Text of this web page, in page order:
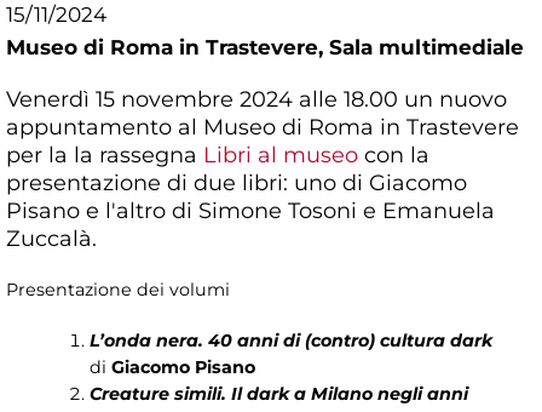
15/11/2024
Museo di Roma in Trastevere, Sala multimediale
Venerdì 15 novembre 2024 alle 18.00 un nuovo
appuntamento al Museo di Roma in Trastevere
per la la rassegna Libri al museo con la
presentazione di due libri: uno di Giacomo
Pisano e l'altro di Simone Tosoni e Emanuela
Zuccalà.
Presentazione dei volumi
L’onda nera. 40 anni di (contro) cultura dark
di Giacomo Pisano
Creature simili. Il dark a Milano negli anni